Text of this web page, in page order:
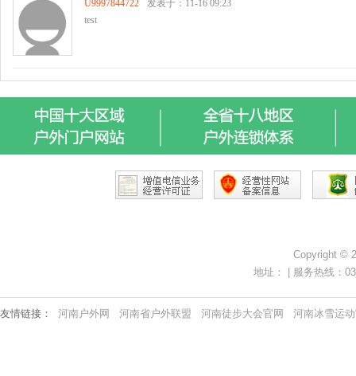
Copyright ©
地址： | 服务热线：
友情链接： 河南户外网 河南省户外联盟 河南徒步大会官网 河南冰雪运